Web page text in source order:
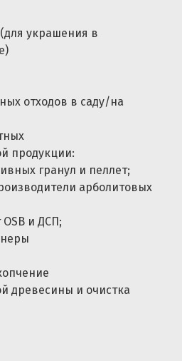
украшения в
отходов в саду/на
продукции:
гранул и пеллет;
арболитовых
и ДСП;
древесины и очистка